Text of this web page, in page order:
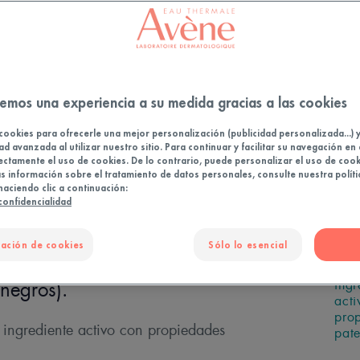
antiguamente conocida
terapéuticos, los
los primeros en
actividades potentes y
de sebo y las
activo con propiedades
una experiencia a su medida gracias a las cookies
para ofrecerle una mejor personalización (publicidad personalizada...)
avanzada al utilizar nuestro sitio. Para continuar y facilitar su navegación en
el uso de cookies. De lo contrario, puede personalizar el uso de
información sobre el tratamiento de datos personales, consulte nuestra
clic a continuación:
de cookies Sólo lo esencial